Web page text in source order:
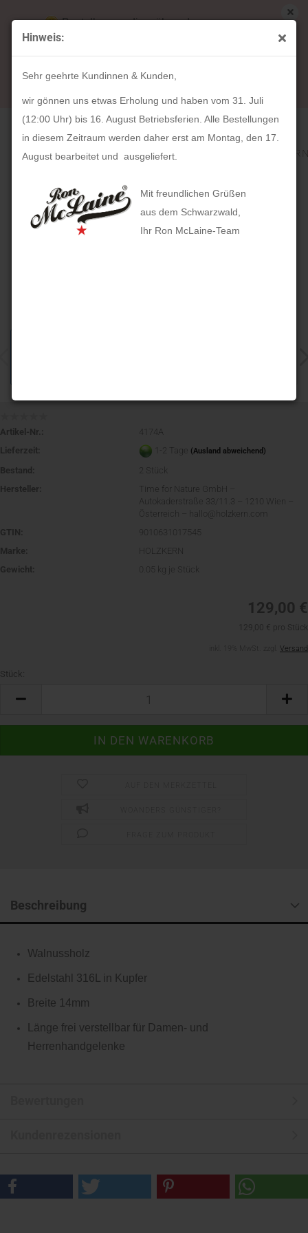
Hinweis:
Sehr geehrte Kundinnen & Kunden,
wir gönnen uns etwas Erholung und haben vom 31. Juli
(12:00 Uhr) bis 16. August Betriebsferien. Alle Bestellungen
in diesem Zeitraum werden daher erst am Montag, den 17.
August bearbeitet und ausgeliefert.
Mit freundlichen Grüßen
aus dem Schwarzwald,
Ihr Ron McLaine-Team
Bestellungen die während unserer
Betriebsferien (31. Juli ab 12:00 Uhr bis 16.
August) aufgegeben werden, werden ab Montag,
17. August bearbeitet und versendet.
« Erster « zurück weiter »
Letzter »
Artikel in dieser Kategorie
HOLZKERN Prelude (Walnussholz / Kupfer)
Artikel-Nr.:
4174A
Lieferzeit:
1-2 Tage (Ausland abweichend)
Bestand:
Stück
Hersteller:
Time for Nature GmbH –
Autokaderstraße 33/11.3 – 1210 Wien –
Österreich – hallo@holzkern.com
GTIN:
9010631017545
Marke:
HOLZKERN
Gewicht:
kg je Stück
129,00 €
Versand
Stück:
Beschreibung
Walnussholz
Edelstahl 316L in Kupfer
Breite 14mm
Länge frei verstellbar für Damen- und
Herrenhandgelenke